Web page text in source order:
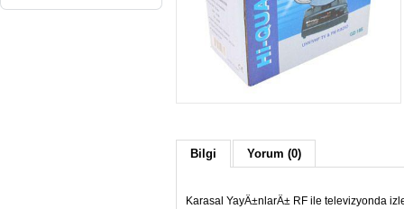
Bilgi Yorum (0)
Karasal YayÄ±nlarÄ± RF ile televizyonda